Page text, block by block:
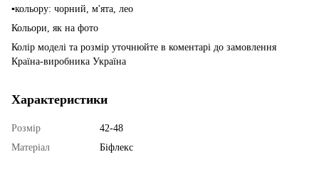
▪️кольору: чорний, м'ята, лео
Кольори, як на фото
Колір моделі та розмір уточнюйте в коментарі до замовлення
Країна-виробника Україна
Характеристики
Розмір
42-48
Матеріал
Біфлекс